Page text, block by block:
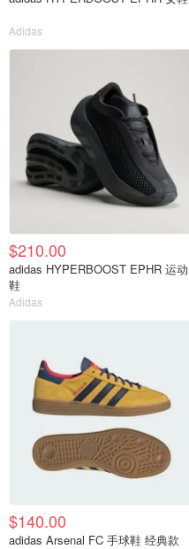
Adidas
$210.00
adidas HYPERBOOST EPHR 运动
鞋
Adidas
$140.00
adidas Arsenal FC 手球鞋 经典款